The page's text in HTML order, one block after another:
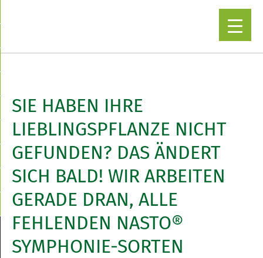
SIE HABEN IHRE
LIEBLINGSPFLANZE NICHT
GEFUNDEN? DAS ÄNDERT
SICH BALD! WIR ARBEITEN
GERADE DRAN, ALLE
FEHLENDEN NASTO®
SYMPHONIE-SORTEN